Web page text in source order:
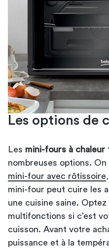
Les options de
Les mini-fours à chaleur
nombreuses options.
mini-four avec rôtissoire
mini-four peut cuire les
une cuisine saine.
multifonctions si c’est
cuisson. Avant votre
puissance et à la